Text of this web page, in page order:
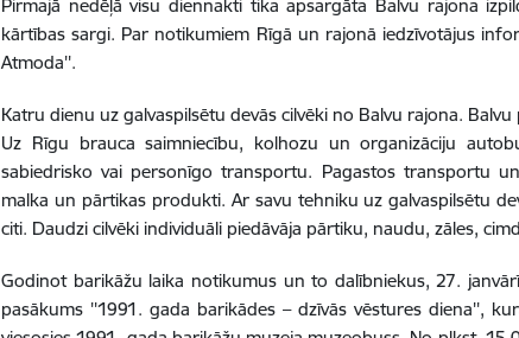
Pirmajā nedēļā visu diennakti tika apsargāta Balvu rajona
kārtības sargi. Par notikumiem Rīgā un rajonā iedzīvotājus
Atmoda''.
Katru dienu uz galvaspilsētu devās cilvēki no Balvu rajona.
Uz Rīgu brauca saimniecību, kolhozu un organizāciju
sabiedrisko vai personīgo transportu. Pagastos transportu
malka un pārtikas produkti. Ar savu tehniku uz galvaspilsētu
citi. Daudzi cilvēki individuāli piedāvāja pārtiku, naudu, zāles,
Godinot barikāžu laika notikumus un to dalībniekus, 27.
pasākums ''1991. gada barikādes – dzīvās vēstures diena'',